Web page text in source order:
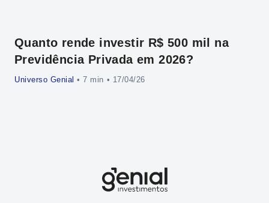
Quanto rende investir R$ 500 mil na
Previdência Privada em 2026?
Universo Genial • • 17/04/26